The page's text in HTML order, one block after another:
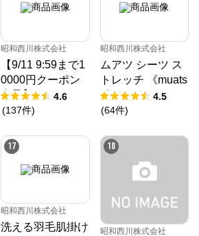
昭和西川株式会社
【9/11 9:59まで1
0000円クーポン
進呈】ムアツ マ
ットレス プロ《9
／MuAtsu
4.6
(137件)
昭和西川株式会社
ムアツ シーツ ス
トレッチ 《muats
u》
4.5
(64件)
17
昭和西川株式会社
洗える羽毛肌掛け
18
昭和西川株式会社